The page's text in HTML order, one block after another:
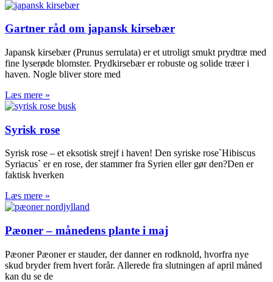
Gartner råd om japansk kirsebær
Japansk kirsebær (Prunus serrulata) er et utroligt smukt prydtræ med
fine lyserøde blomster. Prydkirsebær er robuste og solide træer i
haven. Nogle bliver store med
Læs mere »
Syrisk rose
Syrisk rose – et eksotisk strejf i haven! Den syriske rose`Hibiscus
Syriacus` er en rose, der stammer fra Syrien eller gør den?Den er
faktisk hverken
Læs mere »
Pæoner – månedens plante i maj
Pæoner Pæoner er stauder, der danner en rodknold, hvorfra nye
skud bryder frem hvert forår. Allerede fra slutningen af april måned
kan du se de